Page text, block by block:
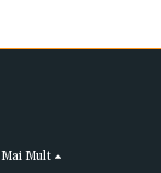
Mai Mult